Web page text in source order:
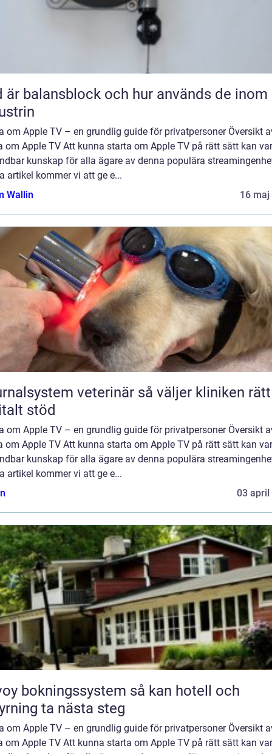
är balansblock och hur används de inom
om Apple TV – en grundlig guide för privatpersoner Översikt
om Apple TV Att kunna starta om Apple TV på rätt sätt kan
kunskap för alla ägare av denna populära
artikel kommer vi att ge e...
Wallin
16 maj
veterinär så väljer kliniken rätt
stöd
om Apple TV – en grundlig guide för privatpersoner Översikt
om Apple TV Att kunna starta om Apple TV på rätt sätt kan
kunskap för alla ägare av denna populära
artikel kommer vi att ge e...
03 april
så kan hotell och
ta nästa steg
om Apple TV – en grundlig guide för privatpersoner Översikt
om Apple TV Att kunna starta om Apple TV på rätt sätt kan